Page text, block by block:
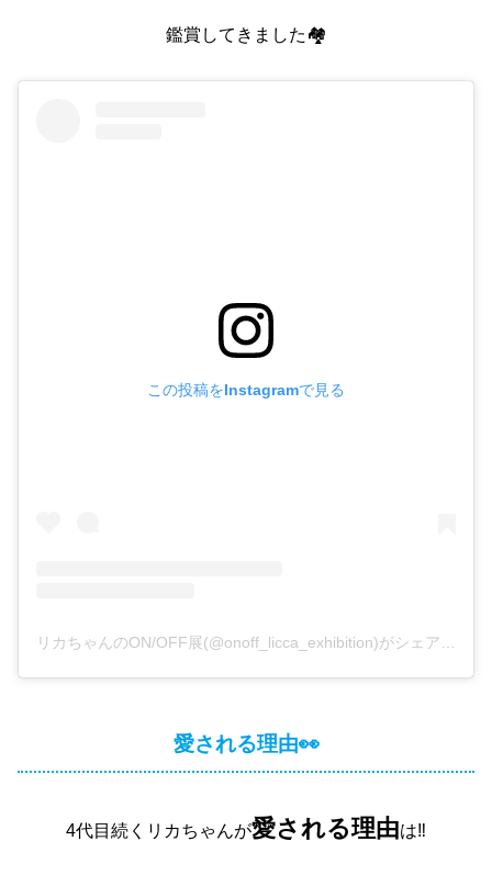
鑑賞してきました🏘
この投稿をInstagramで見る
愛される理由👀
4代目続くリカちゃんが愛される理由は‼️